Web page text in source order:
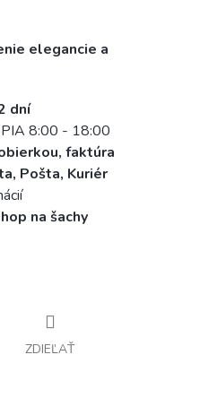
elegancie a
dní
8:00 - 18:00
faktúra
Pošta, Kuriér
na šachy
ZDIEĽAŤ